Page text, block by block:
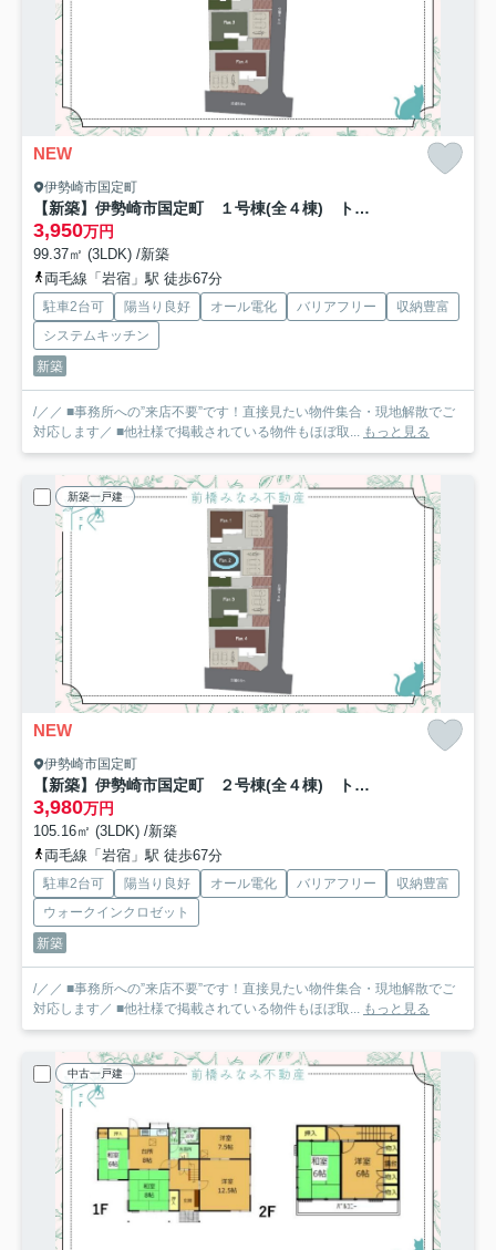
NEW
伊勢崎市国定町
【新築】伊勢崎市国定町 １号棟(全４棟) トイボックス 新築建売分譲
3,950万円
99.37㎡ (3LDK) /新築
両毛線「岩宿」駅 徒歩67分
駐車2台可 陽当り良好 オール電化 バリアフリー
収納豊富
システムキッチン
新築
/／／ ■事務所への”来店不要”です！直接見たい物件集合・現地解散でご
対応します／ ■他社様で掲載されている物件もほぼ取... もっと見る
新築一戸建
NEW
伊勢崎市国定町
【新築】伊勢崎市国定町 ２号棟(全４棟) トイボックス 新築建売分譲
3,980万円
105.16㎡ (3LDK) /新築
両毛線「岩宿」駅 徒歩67分
駐車2台可 陽当り良好 オール電化 バリアフリー
収納豊富
ウォークインクロゼット
新築
/／／ ■事務所への”来店不要”です！直接見たい物件集合・現地解散でご
対応します／ ■他社様で掲載されている物件もほぼ取... もっと見る
中古一戸建